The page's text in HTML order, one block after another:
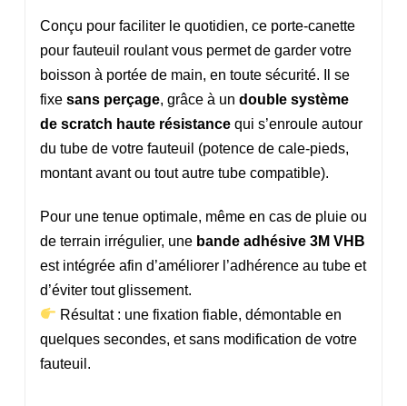
Conçu pour faciliter le quotidien, ce porte-canette
pour fauteuil roulant vous permet de garder votre
boisson à portée de main, en toute sécurité. Il se
fixe sans perçage, grâce à un double système
de scratch haute résistancequi s’enroule autour
du tube de votre fauteuil (potence de cale-pieds,
montant avant ou tout autre tube compatible).
Pour une tenue optimale, même en cas de pluie ou
de terrain irrégulier, une bande adhésive 3M VHB
est intégrée afin d’améliorer l’adhérence au tube et
d’éviter tout glissement.
Résultat : une fixation fiable, démontable en
quelques secondes, et sans modification de votre
fauteuil.